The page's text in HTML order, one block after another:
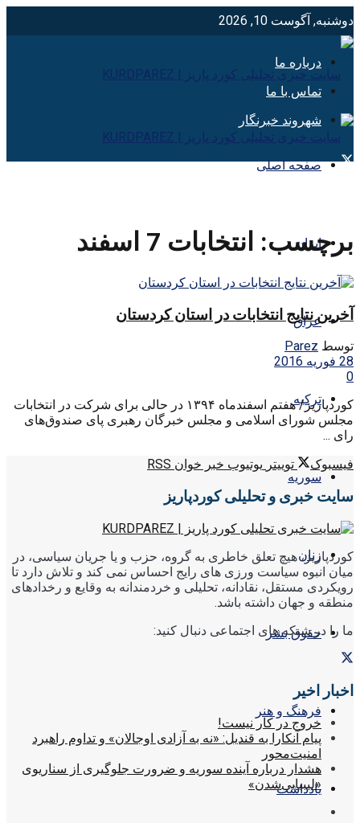
دوشنبه, آگوست 10, 2026
درباره ما
تماس با ما
شهروند خبرنگار
صفحه اصلی
ایران
عراق
ترکیه
سوریه
زنان
حقوق بشر
فرهنگ و هنر
یادداشت
برچسب: انتخابات 7 اسفند
آخرین نتایج انتخابات در استان کردستان
توسط Parez
28 فوریه 2016
0
کوردپاریز/ هفتم اسفندماه ۱۳۹۴ در حالی برای شرکت در انتخابات
مجلس شورای اسلامی و مجلس خبرگان رهبری پای صندوق‌های
رای ...
فیسبوک
توییتر یوتیوب خبر خوان RSS
سایت خبری و تحلیلی کوردپاریز
کوردپاریز، هیچ تعلق خاطری به گروه، حزب و یا جریان سیاسی، در
میان انبوه سیاست ورزی های رایج احساس نمی کند و تلاش دارد تا
رویکردی مستقل، نقادانه، تحلیلی و خردمندانه به وقایع و رخدادهای
منطقه و جهان داشته باشد.
ما را در شبکه های اجتماعی دنبال کنید:
اخبار اخیر
خروج در کار نیست!
پیام آنکارا به قندیل: «نه به آزادی اوجالان» و تداوم راهبرد
امنیت‌محور
هشدار درباره آینده سوریه و ضرورت جلوگیری از سناریوی
«لیبیایی‌شدن»